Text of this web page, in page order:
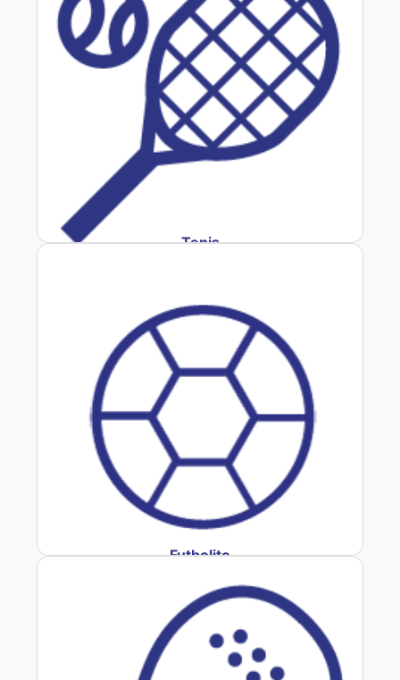
Tenis
Futbolito